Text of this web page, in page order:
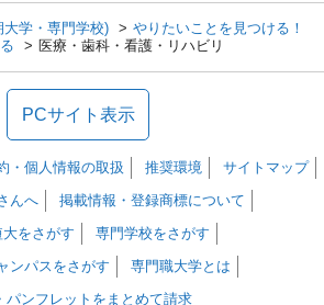
学・専門学校)
やりたいことを見つける！
医療・歯科・看護・リハビリ
PCサイト表示
・個人情報の取扱 推奨環境
サイトマップ
んへ
掲載情報・登録商標について
をさがす
専門学校をさがす
ンパスをさがす
専門職大学とは
パンフレットをまとめて請求